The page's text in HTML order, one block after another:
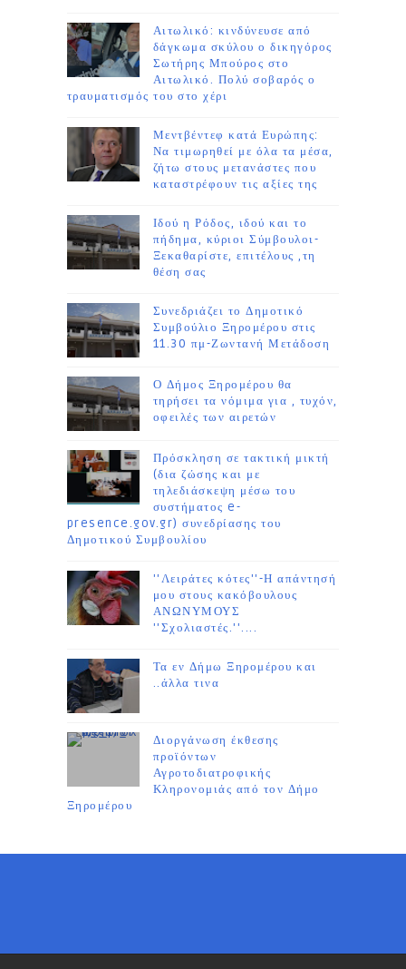
Αιτωλικό: κινδύνευσε από
δάγκωμα σκύλου ο δικηγόρος
Σωτήρης Μπούρος στο
Αιτωλικό. Πολύ σοβαρός ο
τραυματισμός του στο χέρι
Μεντβέντεφ κατά Ευρώπης:
Να τιμωρηθεί με όλα τα μέσα,
ζήτω στους μετανάστες που
καταστρέφουν τις αξίες της
Ιδού η Ρόδος, ιδού και το
πήδημα, κύριοι Σύμβουλοι-
Ξεκαθαρίστε, επιτέλους ,τη
θέση σας
Συνεδριάζει το Δημοτικό
Συμβούλιο Ξηρομέρου στις
11.30 πμ-Ζωντανή Μετάδοση
Ο Δήμος Ξηρομέρου θα
τηρήσει τα νόμιμα για , τυχόν,
οφειλές των αιρετών
Πρόσκληση σε τακτική μικτή
(δια ζώσης και με
τηλεδιάσκεψη μέσω του
συστήματος e-
presence.gov.gr) συνεδρίασης του
Δημοτικού Συμβουλίου
''Λειράτες κότες''-Η απάντησή
μου στους κακόβουλους
ΑΝΩΝΥΜΟΥΣ
''Σχολιαστές.''....
Τα εν Δήμω Ξηρομέρου και
..άλλα τινα
Διοργάνωση έκθεσης
προϊόντων
Αγροτοδιατροφικής
Κληρονομιάς από τον Δήμο
Ξηρομέρου